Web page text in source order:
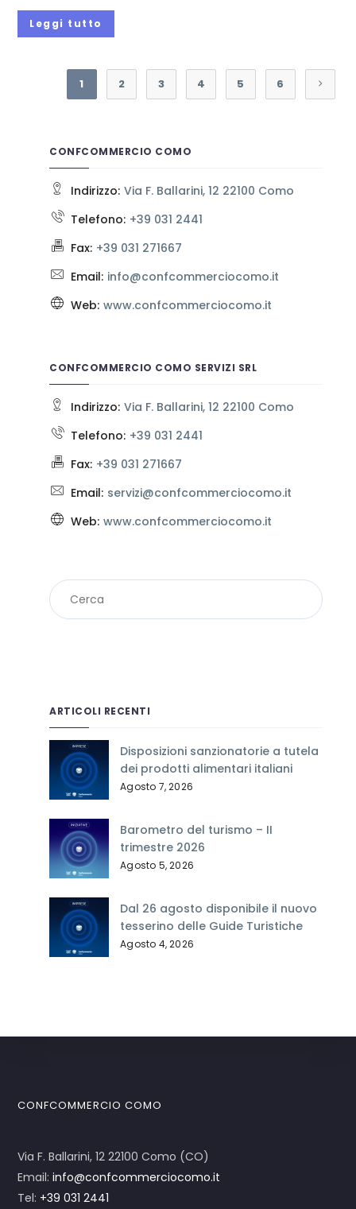
Leggi tutto
1 2 3 4 5 6
CONFCOMMERCIO COMO
Indirizzo: Via F. Ballarini, 12 22100 Como
Telefono: +39 031 2441
Fax: +39 031 271667
Email: info@confcommerciocomo.it
Web: www.confcommerciocomo.it
CONFCOMMERCIO COMO SERVIZI SRL
Indirizzo: Via F. Ballarini, 12 22100 Como
Telefono: +39 031 2441
Fax: +39 031 271667
Email: servizi@confcommerciocomo.it
Web: www.confcommerciocomo.it
ARTICOLI RECENTI
Disposizioni sanzionatorie a tutela
dei prodotti alimentari italiani
Agosto 7, 2026
Barometro del turismo – II
trimestre 2026
Agosto 5, 2026
Dal 26 agosto disponibile il nuovo
tesserino delle Guide Turistiche
Agosto 4, 2026
CONFCOMMERCIO COMO
Via F. Ballarini, 12 22100 Como (CO)
Email:info@confcommerciocomo.it
Tel: +39 031 2441